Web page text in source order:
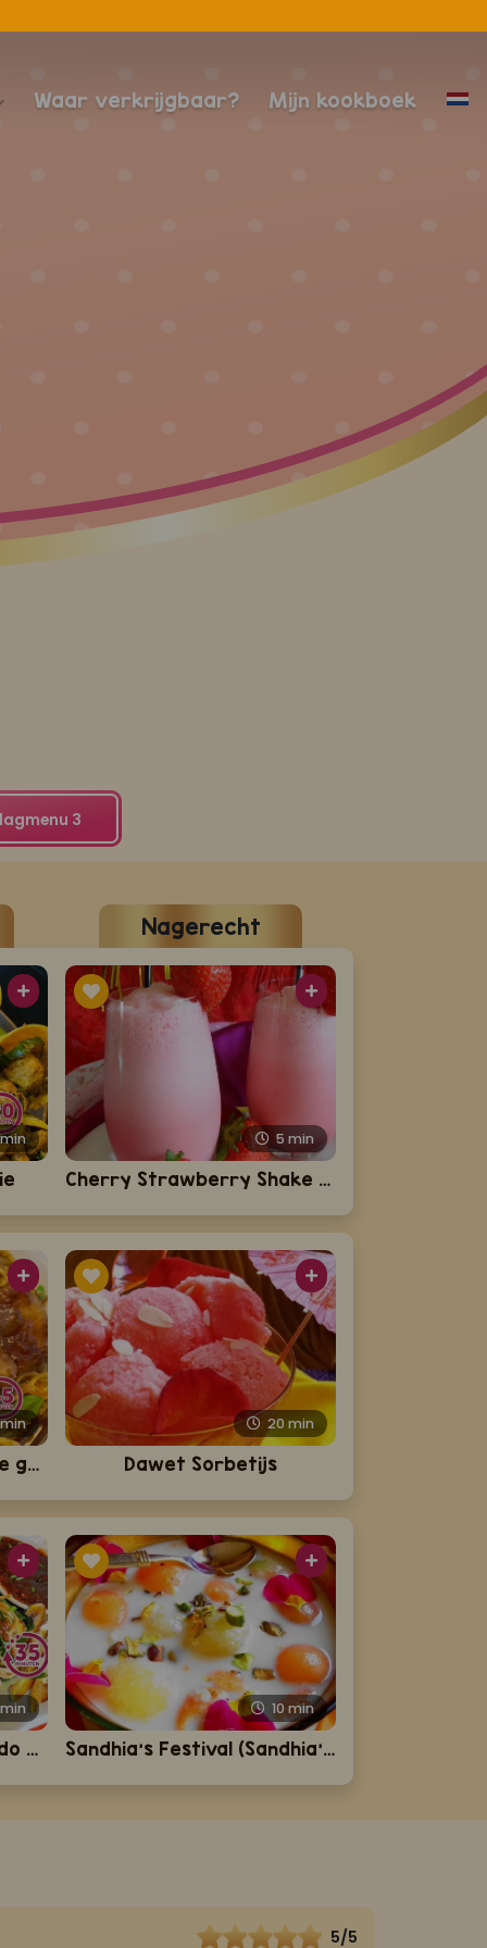
Waar verkrijgbaar? Mijn kookboek
3
Nagerecht
min 5 min
Cherry Strawberry Shake (luxe fruitige Sandhia's verfrisser)
min
Spaghetti met Javaanse garnalen in ketjapsaus
20min
Dawet Sorbetijs
min
5-Sterren Sandhia's Gado Gado
10min
Sandhia's Festival (Sandhia's feestelijk dessert)
5/5